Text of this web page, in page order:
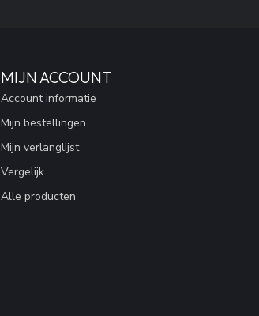
MIJN ACCOUNT
Account informatie
Mijn bestellingen
Mijn verlanglijst
Vergelijk
Alle producten